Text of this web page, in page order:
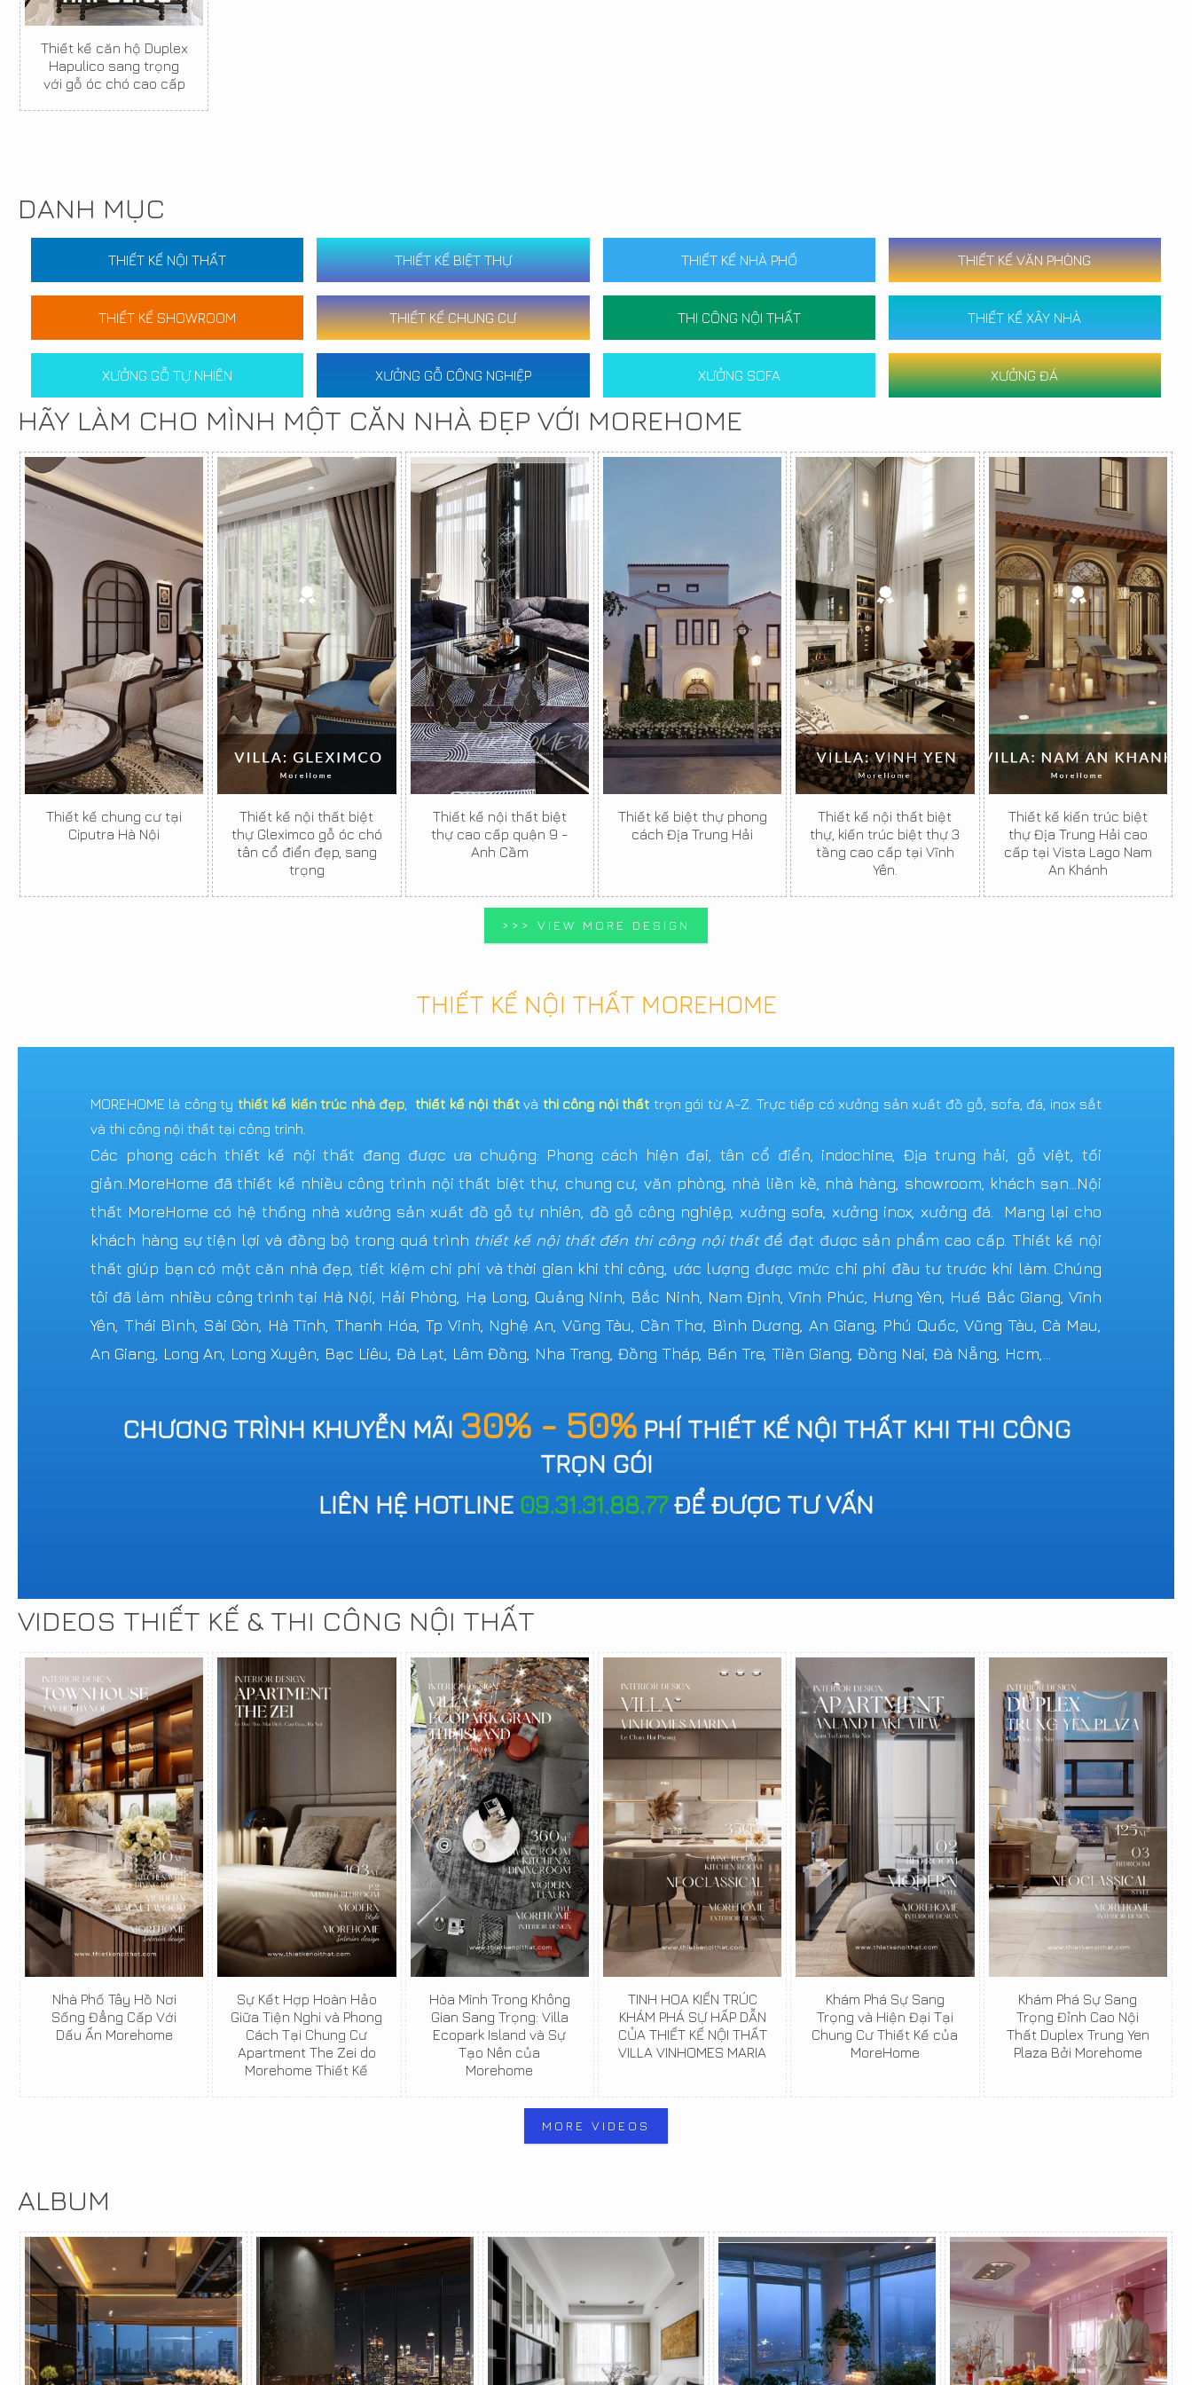
Thiết kế căn hộ Duplex
Hapulico sang trọng
với gỗ óc chó cao cấp
DANH MỤC
THIẾT KẾ NỘI THẤT THIẾT KẾ BIỆT THỰ THIẾT KẾ NHÀ PHỐ THIẾT KẾ VĂN PHÒNG
THIẾT KẾ SHOWROOM THIẾT KẾ CHUNG CƯ THI CÔNG NỘI THẤT THIẾT KẾ XÂY NHÀ
XƯỞNG GỖ TỰ NHIÊN XƯỞNG GỖ CÔNG NGHIỆP XƯỞNG SOFA XƯỞNG ĐÁ
HÃY LÀM CHO MÌNH MỘT CĂN NHÀ ĐẸP VỚI MOREHOME
Thiết kế chung cư tại
Ciputra Hà Nội
Thiết kế nội thất biệt
thự Gleximco gỗ óc chó
tân cổ điển đẹp, sang
trọng
Thiết kế nội thất biệt
thự cao cấp quận 9 -
Anh Cầm
Thiết kế biệt thự phong
cách Địa Trung Hải
Thiết kế nội thất biệt
thự, kiến trúc biệt thự 3
tầng cao cấp tại Vĩnh
Yên.
Thiết kế kiến trúc biệt
thự Địa Trung Hải cao
cấp tại Vista Lago Nam
An Khánh
>>> VIEW MORE DESIGN
THIẾT KẾ NỘI THẤT MOREHOME
MOREHOME là công ty thiết kế kiến trúc nhà đẹp ,thiết kế nội thấtvà thi công nội thất trọn gói từ A-Z. Trực tiếp có xưởng sản xuất đồ gỗ, sofa, đá, inox sắt
và thi công nội thất tại công trình.
Các phong cách thiết kế nội thất đang được ưa chuộng: Phong cách hiện đại, tân cổ điển, indochine, Địa trung hải, gỗ việt, tối
giản..MoreHome đã thiết kế nhiều công trình nội thất biệt thự, chung cư, văn phòng, nhà liền kề, nhà hàng, showroom, khách sạn...Nội
thất MoreHome có hệ thống nhà xưởng sản xuất đồ gỗ tự nhiên, đồ gỗ công nghiệp, xưởng sofa, xưởng inox, xưởng đá. Mang lại cho
khách hàng sự tiện lợi và đồng bộ trong quá trình thiết kế nội thất đến thi công nội thấtđể đạt được sản phẩm cao cấp. Thiết kế nội
thất giúp bạn có một căn nhà đẹp, tiết kiệm chi phí và thời gian khi thi công, ước lượng được mức chi phí đầu tư trước khi làm. Chúng
tôi đã làm nhiều công trình tại Hà Nội, Hải Phòng, Hạ Long, Quảng Ninh, Bắc Ninh, Nam Định, Vĩnh Phúc, Hưng Yên, Huế Bắc Giang, Vĩnh
Yên, Thái Bình, Sài Gòn, Hà Tĩnh, Thanh Hóa, Tp Vinh, Nghệ An, Vũng Tàu, Cần Thơ, Bình Dương, An Giang, Phú Quốc, Vũng Tàu, Cà Mau,
An Giang, Long An, Long Xuyên, Bạc Liêu, Đà Lạt, Lâm Đồng, Nha Trang, Đồng Tháp, Bến Tre, Tiền Giang, Đồng Nai, Đà Nẵng, Hcm,...
CHƯƠNG TRÌNH KHUYỄN MÃI 30% - 50%PHÍ THIẾT KẾ NỘI THẤT KHI THI CÔNG
TRỌN GÓI
LIÊN HỆ HOTLINE 09.31.31.88.77ĐỂ ĐƯỢC TƯ VẤN
VIDEOS THIẾT KẾ & THI CÔNG NỘI THẤT
Nhà Phố Tây Hồ Nơi
Sống Đẳng Cấp Với
Dấu Ấn Morehome
Sự Kết Hợp Hoàn Hảo
Giữa Tiện Nghi và Phong
Cách Tại Chung Cư
Apartment The Zei do
Morehome Thiết Kế
Hòa Mình Trong Không
Gian Sang Trọng: Villa
Ecopark Island và Sự
Tạo Nên của
Morehome
TINH HOA KIẾN TRÚC
KHÁM PHÁ SỰ HẤP DẪN
CỦA THIẾT KẾ NỘI THẤT
VILLA VINHOMES MARIA
Khám Phá Sự Sang
Trọng và Hiện Đại Tại
Chung Cư Thiết Kế của
MoreHome
Khám Phá Sự Sang
Trọng Đỉnh Cao Nội
Thất Duplex Trung Yen
Plaza Bởi Morehome
MORE VIDEOS
ALBUM